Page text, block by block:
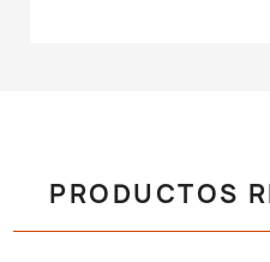
PRODUCTOS